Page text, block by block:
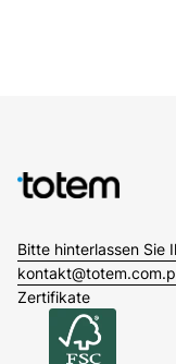
Bitte hinterlassen Sie
Zertifikate